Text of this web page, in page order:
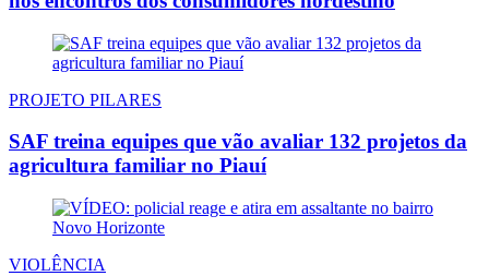
PROJETO PILARES
SAF treina equipes que vão avaliar 132 projetos da
agricultura familiar no Piauí
VIOLÊNCIA